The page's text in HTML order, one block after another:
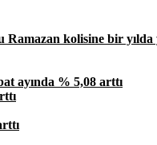
kolisine bir yılda
ayında % 5,08 arttı